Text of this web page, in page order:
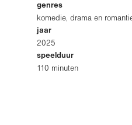
genres
komedie, drama en
jaar
2025
speelduur
110 minuten